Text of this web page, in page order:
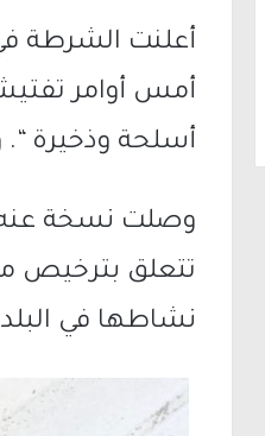
أعلنت الشرطة
أسلحة وذخيرة “.
تتعلق بترخيص
نشاطها في